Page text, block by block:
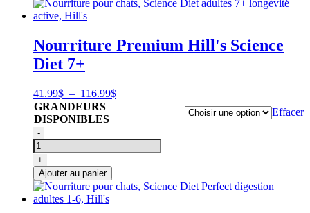
1-
6,
Diet
Hill's
Nourriture Premium Hill's Science
Diet 7+
41.99$ – 116.99$Plage
à
116.99$
GRANDEURS
DISPONIBLES
Effacer
quantité
de
Nourriture
pour
chats,
Science
Diet
-
+
Ajouter au panier